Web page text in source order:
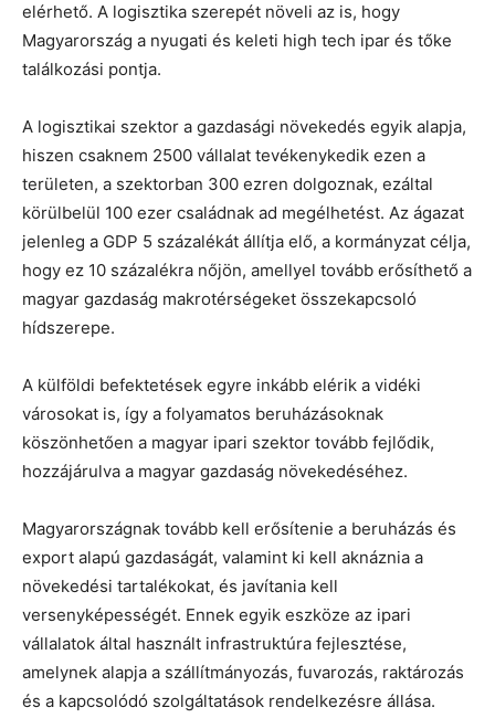
elérhető. A logisztika szerepét növeli az is, hogy
Magyarország a nyugati és keleti high tech ipar és tőke
találkozási pontja.
A logisztikai szektor a gazdasági növekedés egyik alapja,
hiszen csaknem 2500 vállalat tevékenykedik ezen a
területen, a szektorban 300 ezren dolgoznak, ezáltal
körülbelül 100 ezer családnak ad megélhetést. Az ágazat
jelenleg a GDP 5 százalékát állítja elő, a kormányzat célja,
hogy ez 10 százalékra nőjön, amellyel tovább erősíthető a
magyar gazdaság makrotérségeket összekapcsoló
hídszerepe.
A külföldi befektetések egyre inkább elérik a vidéki
városokat is, így a folyamatos beruházásoknak
köszönhetően a magyar ipari szektor tovább fejlődik,
hozzájárulva a magyar gazdaság növekedéséhez.
Magyarországnak tovább kell erősítenie a beruházás és
export alapú gazdaságát, valamint ki kell aknáznia a
növekedési tartalékokat, és javítania kell
versenyképességét. Ennek egyik eszköze az ipari
vállalatok által használt infrastruktúra fejlesztése,
amelynek alapja a szállítmányozás, fuvarozás, raktározás
és a kapcsolódó szolgáltatások rendelkezésre állása.